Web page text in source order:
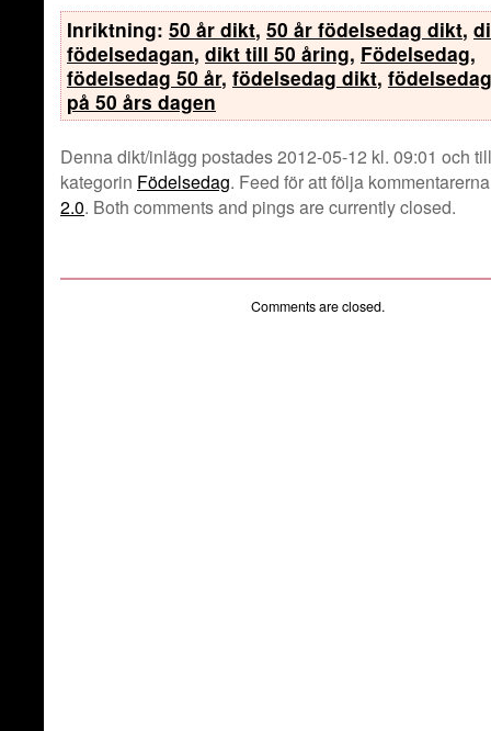
Inriktning: 50 år dikt, 50 år födelsedag dikt,
födelsedagan, dikt till 50 åring, Födelsedag,
födelsedag 50 år, födelsedag dikt,
på 50 års dagen
Denna dikt/inlägg postades 2012-05-12 kl. 09:01 och
kategorin Födelsedag. Feed för att följa
2.0. Both comments and pings are currently closed.
Comments are closed.